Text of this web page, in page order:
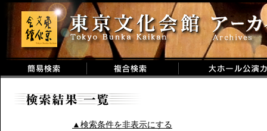
▲検索条件を非表示にする